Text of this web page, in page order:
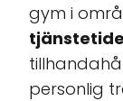
gym i
personlig